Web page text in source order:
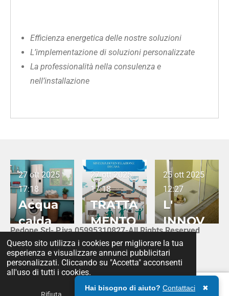
Questo sito utilizza i cookies per migliorare la tua
esperienza e visualizzare annunci pubblicitari
personalizzati. Cliccando su "Accetta" acconsenti
all'uso di tutti i cookies.
Efficienza energetica delle nostre soluzioni
L’implementazione di soluzioni personalizzate
La professionalità nella consulenza e
nell’installazione
Acqua
calda
senza
pensier
i
27 ott 2025
17:18
TRATTA
MENTO
ARIA
27 ott 2025
17:18
L'
INNOV
ATIVO
PATTO
DOCCI
A
25 ott 2025
12:27
Pedone Srl- P.iva 05995310827-All Rights Reserved
Fornito daWebador
Hai bisogno di aiuto? Contattaci ✖